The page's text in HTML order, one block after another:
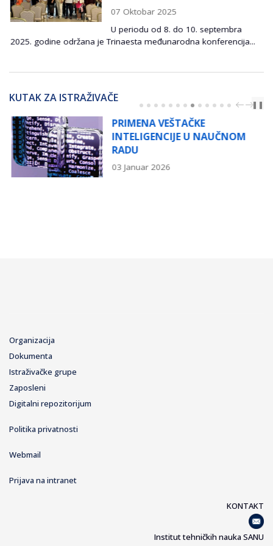
07 Oktobar 2025
U periodu od 8. do 10. septembra
2025. godine održana je Trinaesta međunarodna konferencija...
KUTAK ZA ISTRAŽIVAČE
PREVNEXT
❚❚
PRIMENA VEŠTAČKE
INTELIGENCIJE U NAUČNOM
RADU
03 Januar 2026
Organizacija
Dokumenta
Istraživačke grupe
Zaposleni
Digitalni repozitorijum
Politika privatnosti
Webmail
Prijava na intranet
KONTAKT
Institut tehničkih nauka SANU